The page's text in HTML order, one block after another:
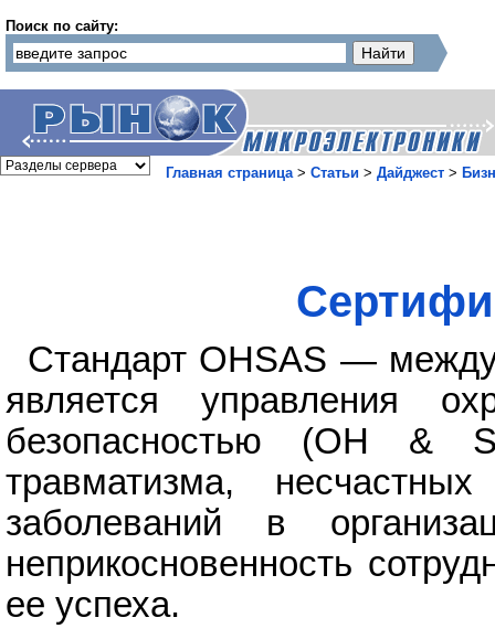
Поиск по сайту:
Главная страница> Статьи > Дайджест >
Стандарт OHSAS —
является управления
безопасностью (OH &
травматизма,
заболеваний в
неприкосновенность
ее успеха.